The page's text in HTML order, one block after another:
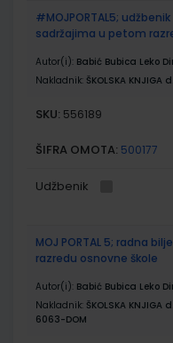
#MOJPORTAL5;
sadržajima u petom
Autor(i): Babić Bubica Leko
Nakladnik: ŠKOLSKA KNJIGA
SKU: 556189
ŠIFRA OMOTA: 500177
Udžbenik
MOJ PORTAL 5; radna
razredu osnovne škole
Autor(i): Babić Bubica Leko
Nakladnik: ŠKOLSKA KNJIGA
6063-DOM